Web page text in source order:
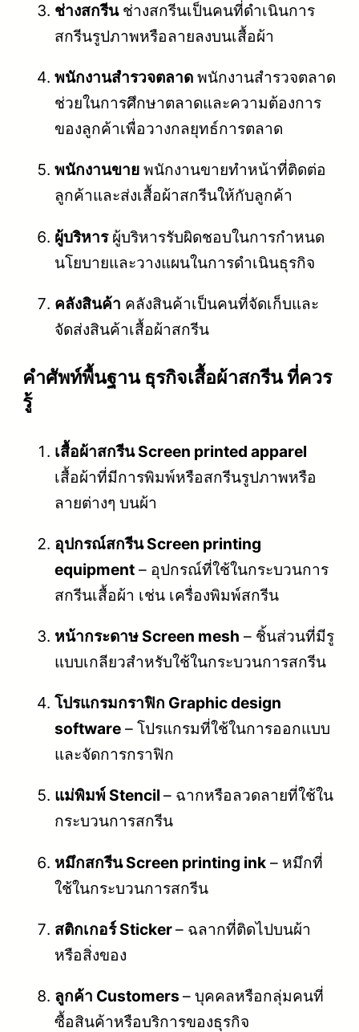
ช่างสกรีนช่างสกรีนเป็นคนที่ดำเนินการ
สกรีนรูปภาพหรือลายลงบนเสื้อผ้า
พนักงานสำรวจตลาด พนักงานสำรวจตลาด
ช่วยในการศึกษาตลาดและความต้องการ
ของลูกค้าเพื่อวางกลยุทธ์การตลาด
พนักงานขาย พนักงานขายทำหน้าที่ติดต่อ
ลูกค้าและส่งเสื้อผ้าสกรีนให้กับลูกค้า
ผู้บริหารผู้บริหารรับผิดชอบในการกำหนด
นโยบายและวางแผนในการดำเนินธุรกิจ
คลังสินค้า คลังสินค้าเป็นคนที่จัดเก็บและ
จัดส่งสินค้าเสื้อผ้าสกรีน
คําศัพท์พื้นฐาน ธุรกิจเสื้อผ้าสกรีน ที่ควร
รู้
เสื้อผ้าสกรีน Screen printed apparel
เสื้อผ้าที่มีการพิมพ์หรือสกรีนรูปภาพหรือ
ลายต่างๆ บนผ้า
อุปกรณ์สกรีน Screen printing
equipment – อุปกรณ์ที่ใช้ในกระบวนการ
สกรีนเสื้อผ้า เช่น เครื่องพิมพ์สกรีน
หน้ากระดาษ Screen mesh – ชิ้นส่วนที่มีรู
แบบเกลียวสำหรับใช้ในกระบวนการสกรีน
โปรแกรมกราฟิก Graphic design
software – โปรแกรมที่ใช้ในการออกแบบ
และจัดการกราฟิก
แม่พิมพ์ Stencil – ฉากหรือลวดลายที่ใช้ใน
กระบวนการสกรีน
หมึกสกรีน Screen printing ink – หมึกที่
ใช้ในกระบวนการสกรีน
สติกเกอร์ Sticker– ฉลากที่ติดไปบนผ้า
หรือสิ่งของ
ลูกค้า Customers – บุคคลหรือกลุ่มคนที่
ซื้อสินค้าหรือบริการของธุรกิจ